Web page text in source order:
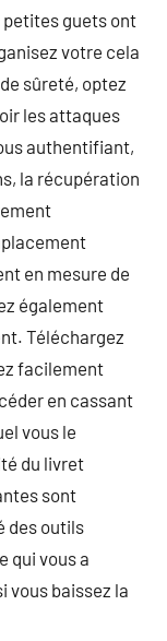
petites guets ont
votre cela
sûreté, optez
les attaques
authentifiant,
la récupération
en mesure de
également
Téléchargez
facilement
en cassant
vous le
du livret
sont
des outils
qui vous a
vous baissez la